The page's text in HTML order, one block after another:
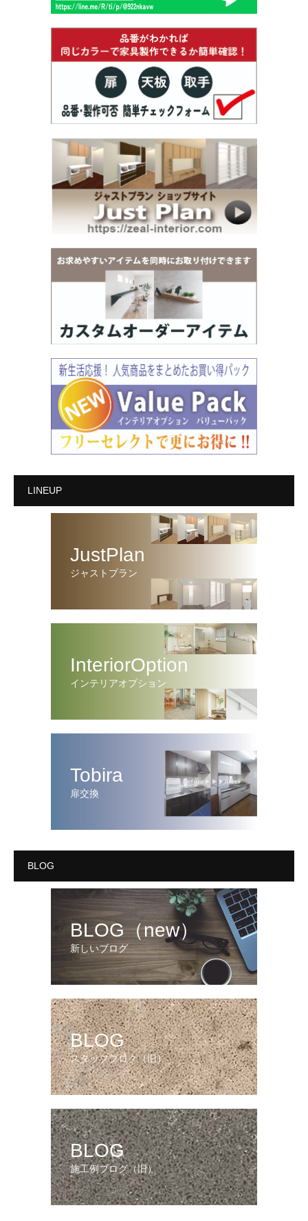
LINEUP
JustPlan
ジャストプラン
InteriorOption
インテリアオプション
Tobira
扉交換
BLOG
BLOG（new）
新しいブログ
BLOG
スタッフブログ（旧）
BLOG
施工例ブログ（旧）